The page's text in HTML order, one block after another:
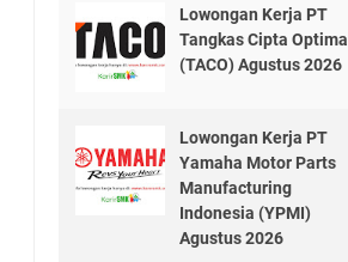
Lowongan Kerja PT
Tangkas Cipta Optimal
(TACO) Agustus 2026
Lowongan Kerja PT
Yamaha Motor Parts
Manufacturing
Indonesia (YPMI)
Agustus 2026